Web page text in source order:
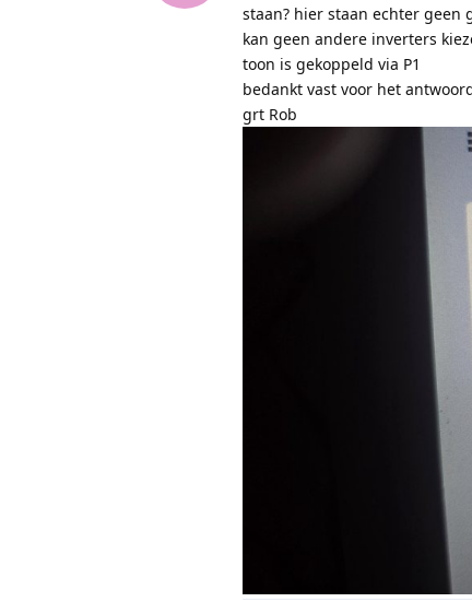
staan? hier staan echter geen
kan geen andere inverters
toon is gekoppeld via P1
bedankt vast voor het
grt Rob